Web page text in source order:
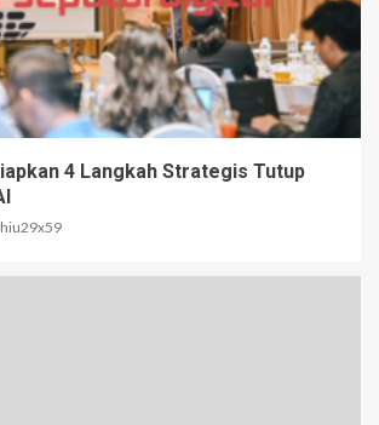
4 Langkah Strategis Tutup
hiu29x59